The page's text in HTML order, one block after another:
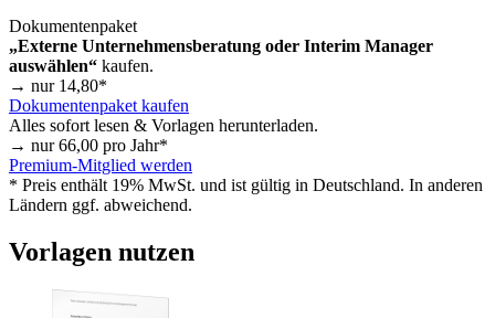
Dokumentenpaket
„Externe Unternehmensberatung oder Interim Manager
auswählen“ kaufen.
→ nur 14,80*
Dokumentenpaket kaufen
Alles sofort lesen & Vorlagen herunterladen.
→ nur66,00 pro Jahr*
Premium-Mitglied werden
* Preis enthält 19% MwSt. und ist gültig in Deutschland. In anderen
Ländern ggf. abweichend.
Vorlagen nutzen